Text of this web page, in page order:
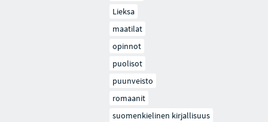
Lieksa
maatilat
opinnot
puolisot
puunveisto
romaanit
suomenkielinen kirjallisuus